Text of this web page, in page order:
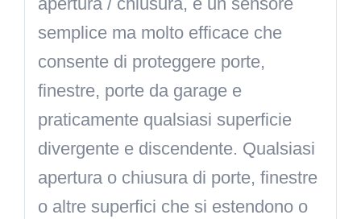
semplice ma molto efficace che
consente di proteggere porte,
finestre, porte da garage e
praticamente qualsiasi superficie
divergente e discendente. Qualsiasi
apertura o chiusura di porte, finestre
o altre superfici che si estendono o